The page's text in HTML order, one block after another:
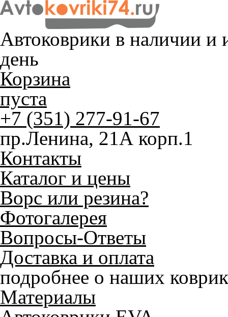
Автоковрики в наличии и
день
Корзина
пуста
+7 (351) 277-91-67
пр.Ленина, 21А корп.1
Контакты
Каталог и цены
Ворс или резина?
Фотогалерея
Вопросы-Ответы
Доставка и оплата
подробнее о наших
Материалы